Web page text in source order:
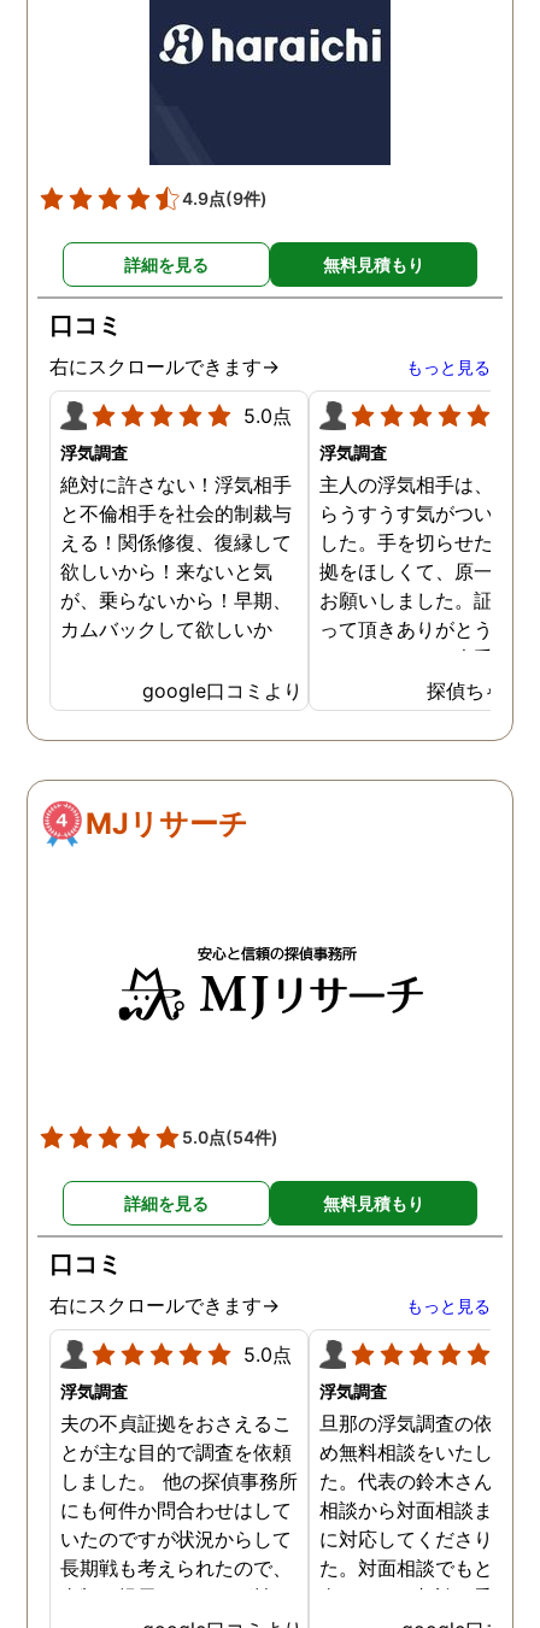
4.9点(9件)
詳細を見る 無料見積もり
口コミ
右にスクロールできます→ もっと見る
5.0点
浮気調査
絶対に許さない！浮気相手
と不倫相手を社会的制裁与
える！関係修復、復縁して
欲しいから！来ないと気
が、乗らないから！早期、
カムバックして欲しいか
google口コミより
浮気調査
主人の浮気相手は、以前
らうすうす気がついてい
した。手を切らせたくて
拠をほしくて、原一さん
お願いしました。証拠を
って頂きありがとうござ
ました。やはり大手の会
は違いますね。探偵ちゃん
MJリサーチ
5.0点(54件)
詳細を見る 無料見積もり
口コミ
右にスクロールできます→ もっと見る
5.0点
浮気調査
夫の不貞証拠をおさえるこ
とが主な目的で調査を依頼
しました。 他の探偵事務所
にも何件か問合わせはして
いたのですが状況からして
長期戦も考えられたので、
金額を提示されそれが払え
浮気調査
旦那の浮気調査の依頼の
め無料相談をいたしまし
た。代表の鈴木さんが電
相談から対面相談まです
に対応してくださりまし
た。対面相談でもとても
身になって相談に乗って